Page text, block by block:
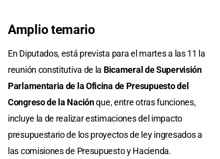
Amplio temario
En Diputados, está prevista para el martes a las 11 la
reunión constitutiva de la Bicameral de Supervisión
Parlamentaria de la Oficina de Presupuesto del
Congreso de la Naciónque, entre otras funciones,
incluye la de realizar estimaciones del impacto
presupuestario de los proyectos de ley ingresados a
las comisiones de Presupuesto y Hacienda.